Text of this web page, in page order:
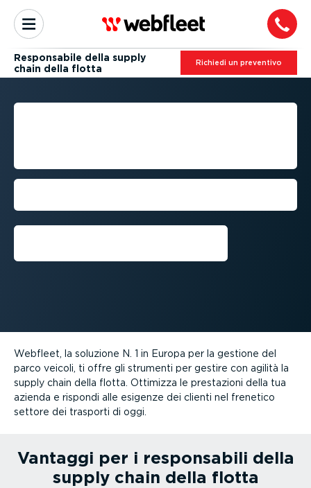
Respon­sabile della supply
chain della flotta
Richiedi un preventivo
RESPON­SABILE DELLA
Massimizza il potenziale del tuo parco
Webfleet, la soluzione N. 1 in Europa per la gestione del
parco veicoli, ti offre gli strumenti per gestire con agilità la
supply chain della flotta. Ottimizza le prestazioni della tua
azienda e rispondi alle esigenze dei clienti nel frenetico
settore dei trasporti di oggi.
Vantaggi per i respon­sabili della
supply chain della flotta